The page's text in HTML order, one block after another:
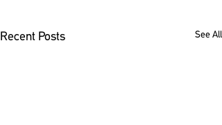
Recent Posts See All